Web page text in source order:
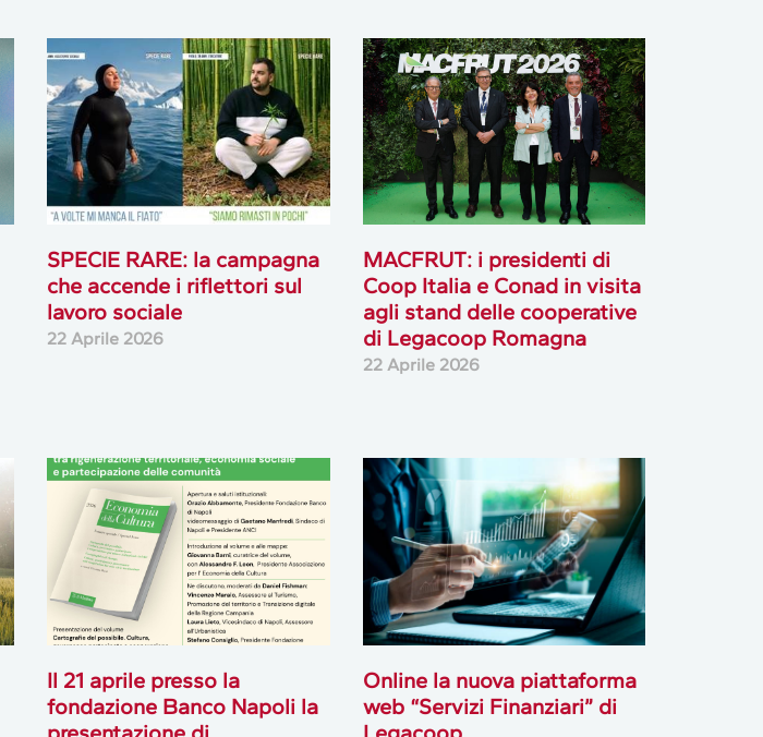
SPECIE RARE: la campagna
che accende i riflettori sul
lavoro sociale
22 Aprile 2026
MACFRUT: i presidenti di
Coop Italia e Conad in visita
agli stand delle cooperative
di Legacoop Romagna
22 Aprile 2026
Il 21 aprile presso la
fondazione Banco Napoli la
Online la nuova piattaforma
web “Servizi Finanziari” di